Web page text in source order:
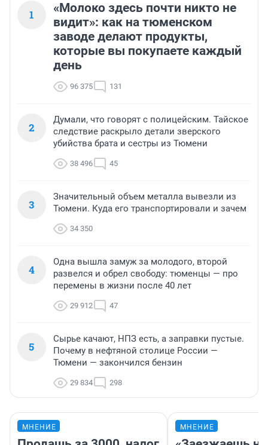
1
«Молоко здесь почти никто не
видит»: как на тюменском
заводе делают продукты,
которые вы покупаете каждый
день
96 375 131
2
Думали, что говорят с полицейским. Тайское
следствие раскрыло детали зверского
убийства брата и сестры из Тюмени
38 496 45
3
Значительный объем металла вывезли из
Тюмени. Куда его транспортировали и зачем
34 350
4
Одна вышла замуж за молодого, второй
развелся и обрел свободу: тюменцы — про
перемены в жизни после 40 лет
29 912 47
5
Сырье качают, НПЗ есть, а заправки пустые.
Почему в нефтяной столице России —
Тюмени — закончился бензин
29 834 298
МНЕНИЕ МНЕНИЕ